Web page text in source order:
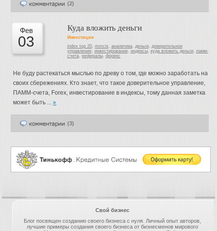
(2)
Фев
03
Куда вложить деньги
Инвестиции
index top 20, mmcis , аналитика, деньги, доверительное
управление, инвестирование, индексы, куда вложить деньги, памм-
счета, рефералы, форекс
Не буду растекаться мыслью по древу о том, где можно заработать на
своих сбережениях. Кто знает, что такое доверительное управление,
ПАММ-счета, Forex, инвестирование в индексы, тому данная заметка
может быть ...»
(3)
Свой бизнес
Блог посвящен созданию своего бизнеса с нуля. Личный опыт авторов,
лучшие примеры создания своего бизнеса от бизнесменов мирового